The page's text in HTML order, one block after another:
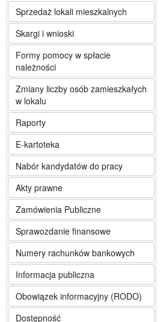
Sprzedaż lokali mieszkalnych
Skargi i wnioski
Formy pomocy w spłacie
należności
Zmiany liczby osób zamieszkałych
w lokalu
Raporty
E-kartoteka
Nabór kandydatów do pracy
Akty prawne
Zamówienia Publiczne
Sprawozdanie finansowe
Numery rachunków bankowych
Informacja publiczna
Obowiązek informacyjny (RODO)
Dostępność